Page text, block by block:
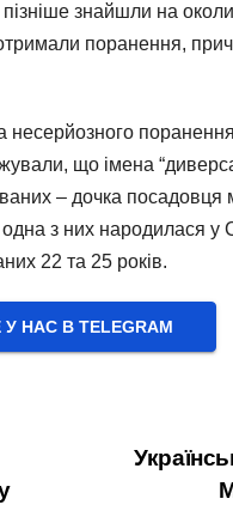
знайшли на
поранення,
що імена
– дочка посадовця
з них народилася у
22 та 25 років.
НАС В ТELEGRAM